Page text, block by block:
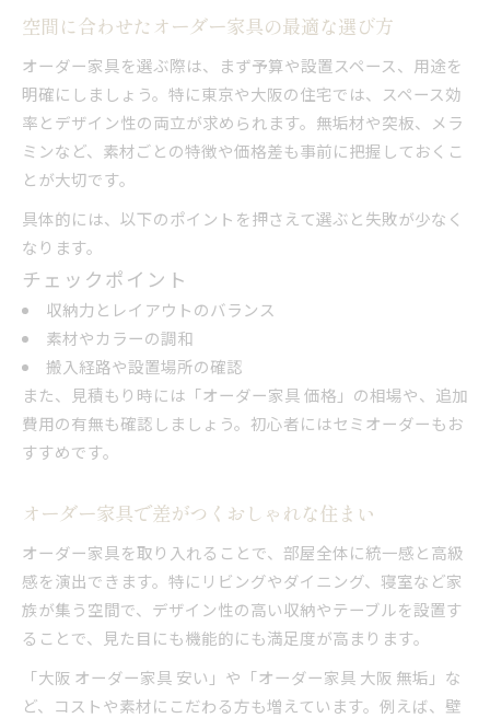
満足度の高いオーダー家具の探し方
空間に合わせたオーダー家具の最適な選び方
オーダー家具を選ぶ際は、まず予算や設置スペース、用途を
明確にしましょう。特に東京や大阪の住宅では、スペース効
率とデザイン性の両立が求められます。無垢材や突板、メラ
ミンなど、素材ごとの特徴や価格差も事前に把握しておくこ
とが大切です。
具体的には、以下のポイントを押さえて選ぶと失敗が少なく
なります。
チェックポイント
収納力とレイアウトのバランス
素材やカラーの調和
搬入経路や設置場所の確認
また、見積もり時には「オーダー家具 価格」の相場や、追加
費用の有無も確認しましょう。初心者にはセミオーダーもお
すすめです。
オーダー家具で差がつくおしゃれな住まい
オーダー家具を取り入れることで、部屋全体に統一感と高級
感を演出できます。特にリビングやダイニング、寝室など家
族が集う空間で、デザイン性の高い収納やテーブルを設置す
ることで、見た目にも機能的にも満足度が高まります。
「大阪 オーダー家具 安い」や「オーダー家具 大阪 無垢」な
ど、コストや素材にこだわる方も増えています。例えば、壁